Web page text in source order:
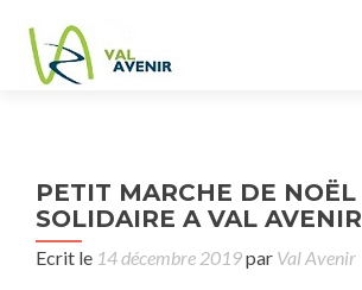
PETIT MARCHE DE NOËL
SOLIDAIRE A VAL AVENIR
Ecrit le 14 décembre 2019par Val Avenir